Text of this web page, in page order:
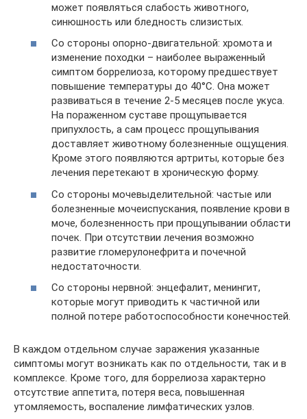
может появляться слабость животного,
синюшность или бледность слизистых.
Со стороны опорно-двигательной: хромота и
изменение походки – наиболее выраженный
симптом боррелиоза, которому предшествует
повышение температуры до 40°С. Она может
развиваться в течение 2-5 месяцев после укуса.
На пораженном суставе прощупывается
припухлость, а сам процесс прощупывания
доставляет животному болезненные ощущения.
Кроме этого появляются артриты, которые без
лечения перетекают в хроническую форму.
Со стороны мочевыделительной: частые или
болезненные мочеиспускания, появление крови в
моче, болезненность при прощупывании области
почек. При отсутствии лечения возможно
развитие гломерулонефрита и почечной
недостаточности.
Со стороны нервной: энцефалит, менингит,
которые могут приводить к частичной или
полной потере работоспособности конечностей.
В каждом отдельном случае заражения указанные
симптомы могут возникать как по отдельности, так и в
комплексе. Кроме того, для боррелиоза характерно
отсутствие аппетита, потеря веса, повышенная
утомляемость, воспаление лимфатических узлов.